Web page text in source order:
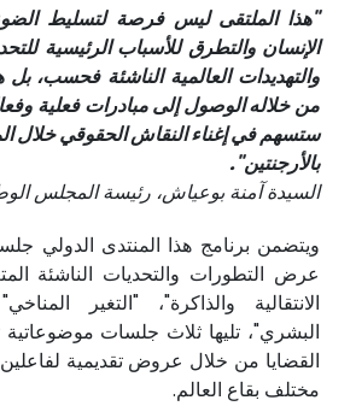
"هذا الملتقى ليس فرصة لتسليط
الإنسان والتطرق للأسباب الرئيسية
والتهديدات العالمية الناشئة فحسب،
من خلاله الوصول إلى مبادرات فعلية
ستسهم في إغناء النقاش الحقوقي خلال
بالأرجنتين".
السيدة آمنة بوعياش، رئيسة المجلس
ويتضمن برنامج هذا المنتدى الدولي
عرض التطورات والتحديات الناشئة
الانتقالية والذاكرة"، "التغير
البشري"، تليها ثلاث جلسات موضوعاتية
القضايا من خلال عروض تقديمية
مختلف بقاع العالم.